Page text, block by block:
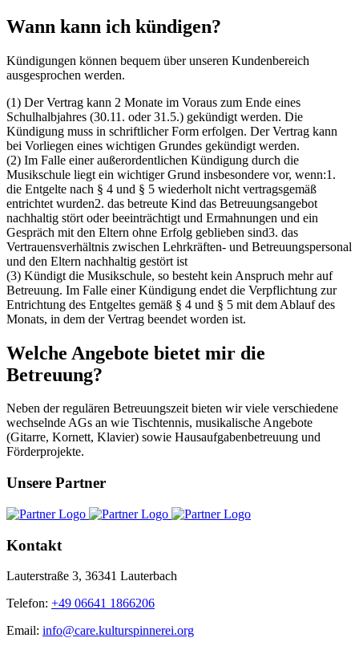
Wann kann ich kündigen?
Kündigungen können bequem über unseren Kundenbereich
ausgesprochen werden.
(1) Der Vertrag kann 2 Monate im Voraus zum Ende eines
Schulhalbjahres (30.11. oder 31.5.) gekündigt werden. Die
Kündigung muss in schriftlicher Form erfolgen. Der Vertrag kann
bei Vorliegen eines wichtigen Grundes gekündigt werden.
(2) Im Falle einer außerordentlichen Kündigung durch die
Musikschule liegt ein wichtiger Grund insbesondere vor, wenn:1.
die Entgelte nach § 4 und § 5 wiederholt nicht vertragsgemäß
entrichtet wurden2. das betreute Kind das Betreuungsangebot
nachhaltig stört oder beeinträchtigt und Ermahnungen und ein
Gespräch mit den Eltern ohne Erfolg geblieben sind3. das
Vertrauensverhältnis zwischen Lehrkräften- und Betreuungspersonal
und den Eltern nachhaltig gestört ist
(3) Kündigt die Musikschule, so besteht kein Anspruch mehr auf
Betreuung. Im Falle einer Kündigung endet die Verpflichtung zur
Entrichtung des Entgeltes gemäß § 4 und § 5 mit dem Ablauf des
Monats, in dem der Vertrag beendet worden ist.
Welche Angebote bietet mir die
Betreuung?
Neben der regulären Betreuungszeit bieten wir viele verschiedene
wechselnde AGs an wie Tischtennis, musikalische Angebote
(Gitarre, Kornett, Klavier) sowie Hausaufgabenbetreuung und
Förderprojekte.
Unsere Partner
Kontakt
Lauterstraße 3, 36341 Lauterbach
Telefon: +49 06641 1866206
Email: info@care.kulturspinnerei.org